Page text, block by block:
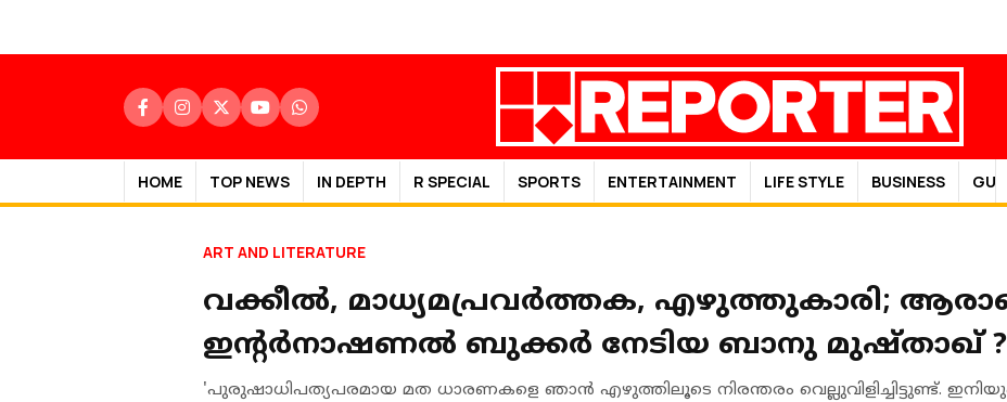
HOME TOP NEWS IN DEPTH R SPECIAL SPORTS ENTERTAINMENT LIFE STYLE BUSINESS
ART AND LITERATURE
വക്കീല്‍, മാധ്യമപ്രവര്‍ത്തക, എഴുത്തുകാരി;
ഇന്‍റര്‍നാഷണല്‍ ബുക്കര്‍ നേടിയ ബാനു മുഷ്താഖ് ?
'പുരുഷാധിപത്യപരമായ മത ധാരണകളെ ഞാന്‍ എഴുത്തിലൂടെ നിരന്തരം വെല്ലുവിളിച്ചിട്ടുണ്ട്.